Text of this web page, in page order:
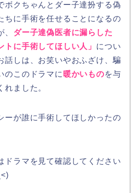
ボクちゃんとダー子達扮する偽
ちに手術を任せることになるの
、 ダー子達偽医者に漏らした
トに手術してほしい人」 につい
話しは、お笑いやおふざけ、騙
のこのドラマに暖かいものを与
れました。
ーが誰に手術してほしかったの
ドラマを見て確認してください